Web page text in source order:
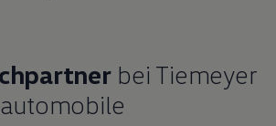
bei Tiemeyer
automobile